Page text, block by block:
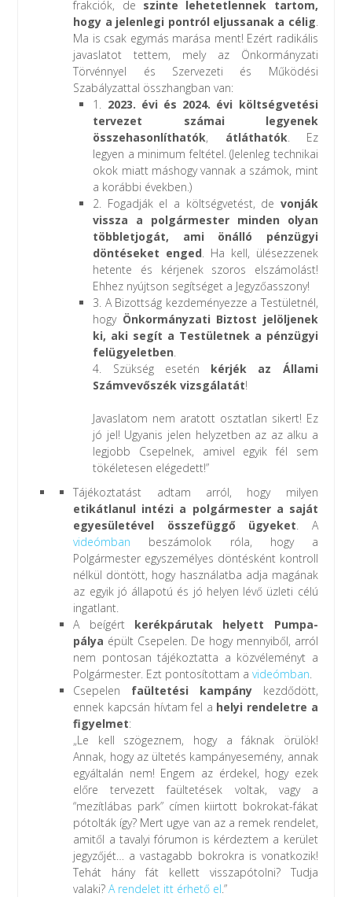
frakciók, de szinte lehetetlennek tartom,
hogy a jelenlegi pontról eljussanak a célig.
Ma is csak egymás marása ment! Ezért radikális
javaslatot tettem, mely az Önkormányzati
Törvénnyel és Szervezeti és Működési
Szabályzattal összhangban van:
1. 2023. évi és 2024. évi költségvetési
tervezet számai legyenek
összehasonlíthatók, átláthatók. Ez
legyen a minimum feltétel. (Jelenleg technikai
okok miatt máshogy vannak a számok, mint
a korábbi években.)
2. Fogadják el a költségvetést, de vonják
vissza a polgármester minden olyan
többletjogát, ami önálló pénzügyi
döntéseket enged. Ha kell, ülésezzenek
hetente és kérjenek szoros elszámolást!
Ehhez nyújtson segítséget a Jegyzőasszony!
3. A Bizottság kezdeményezze a Testületnél,
hogy Önkormányzati Biztost jelöljenek
ki, aki segít a Testületnek a pénzügyi
felügyeletben.
4. Szükség esetén kérjék az Állami
Számvevőszék vizsgálatát!
Javaslatom nem aratott osztatlan sikert! Ez
jó jel! Ugyanis jelen helyzetben az az alku a
legjobb Csepelnek, amivel egyik fél sem
tökéletesen elégedett!”
Tájékoztatást adtam arról, hogy milyen
etikátlanul intézi a polgármester a saját
egyesületével összefüggő ügyeket. A
videómban beszámolok róla, hogy a
Polgármester egyszemélyes döntésként kontroll
nélkül döntött, hogy használatba adja magának
az egyik jó állapotú és jó helyen lévő üzleti célú
ingatlant.
A beígért kerékpárutak helyett Pumpa-
pálya épült Csepelen. De hogy mennyiből, arról
nem pontosan tájékoztatta a közvéleményt a
Polgármester. Ezt pontosítottam avideómban.
Csepelen faültetési kampánykezdődött,
ennek kapcsán hívtam fel a helyi rendeletre a
figyelmet:
„Le kell szögeznem, hogy a fáknak örülök!
Annak, hogy az ültetés kampányesemény, annak
egyáltalán nem! Engem az érdekel, hogy ezek
előre tervezett faültetések voltak, vagy a
“mezítlábas park” címen kiirtott bokrokat-fákat
pótolták így? Mert ugye van az a remek rendelet,
amitől a tavalyi fórumon is kérdeztem a kerület
jegyzőjét… a vastagabb bokrokra is vonatkozik!
Tehát hány fát kellett visszapótolni? Tudja
valaki?A rendelet itt érhető el.”